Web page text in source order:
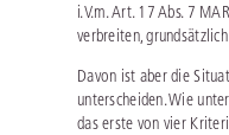
i.V.m. Art. 17 Abs. 7
verbreiten,
Davon ist aber die
unterscheiden. Wie
das erste von vier